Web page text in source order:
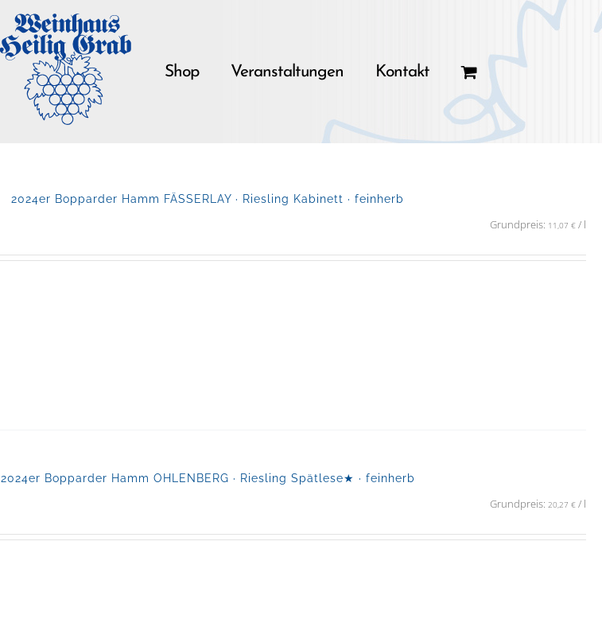
Shop Veranstaltungen Kontakt
2024er Bopparder Hamm FÄSSERLAY · Riesling Kabinett · feinherb
Grundpreis: 11,07 €/ l
2024er Bopparder Hamm OHLENBERG · Riesling Spätlese★ · feinherb
Grundpreis: 20,27 €/ l